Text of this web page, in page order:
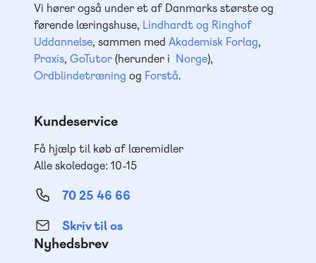
Vi hører også under et af Danmarks største og
førende læringshuse, Lindhardt og Ringhof
Uddannelse, sammen med Akademisk Forlag,
Praxis, GoTutor(herunder i Norge),
Ordblindetræning og Forstå.
Kundeservice
Få hjælp til køb af læremidler
Alle skoledage: 10-15
70 25 46 66
Skriv til os
Nyhedsbrev